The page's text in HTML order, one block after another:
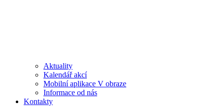
Aktuality
Kalendář akcí
Mobilní aplikace V obraze
Informace od nás
Kontakty